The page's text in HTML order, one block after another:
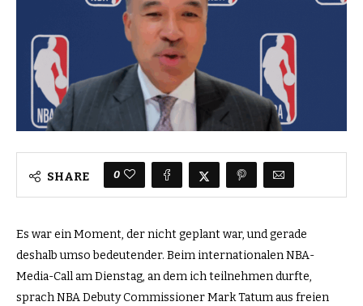
SHARE 0
Es war ein Moment, der nicht geplant war, und gerade
deshalb umso bedeutender. Beim internationalen NBA-
Media-Call am Dienstag, an dem ich teilnehmen durfte,
sprach NBA Debuty Commissioner Mark Tatum aus freien